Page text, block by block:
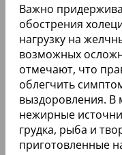
Важно
обострения
нагрузку на
возможных
отмечают, что
облегчить
выздоровления.
нежирные
грудка, рыба и
приготовленные